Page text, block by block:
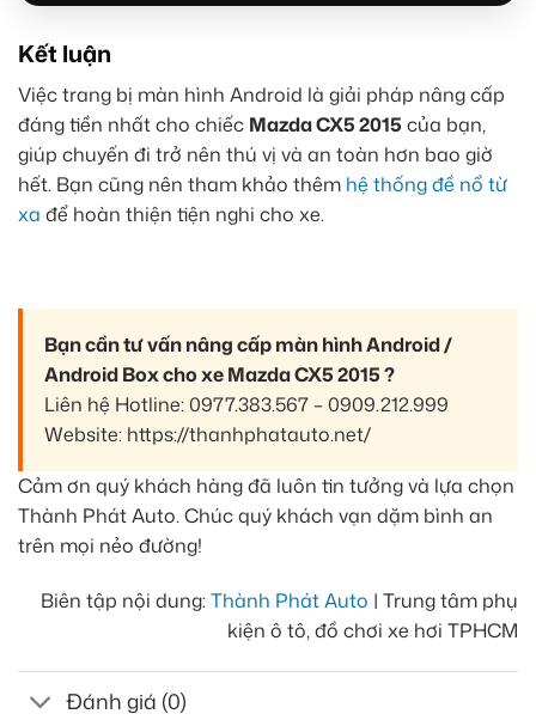
Kết luận
Việc trang bị màn hình Android là giải pháp nâng cấp
đáng tiền nhất cho chiếc Mazda CX5 2015 của bạn,
giúp chuyến đi trở nên thú vị và an toàn hơn bao giờ
hết. Bạn cũng nên tham khảo thêm hệ thống đề nổ từ
xa để hoàn thiện tiện nghi cho xe.
Bạn cần tư vấn nâng cấp màn hình Android /
Android Box cho xe Mazda CX5 2015 ?
Liên hệ Hotline: 0977.383.567 – 0909.212.999
Website: https://thanhphatauto.net/
Cảm ơn quý khách hàng đã luôn tin tưởng và lựa chọn
Thành Phát Auto. Chúc quý khách vạn dặm bình an
trên mọi nẻo đường!
Biên tập nội dung:Thành Phát Auto | Trung tâm phụ
kiện ô tô, đồ chơi xe hơi TPHCM
Đánh giá (0)